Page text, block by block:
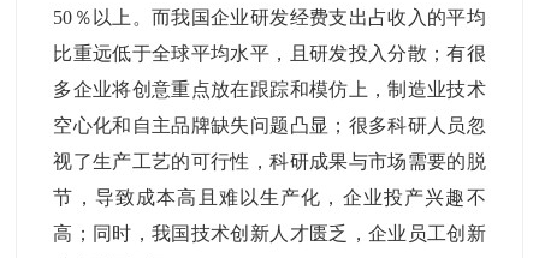
50％以上。而我国企业研发经费支出占收入的平均
比重远低于全球平均水平，且研发投入分散；有很
多企业将创意重点放在跟踪和模仿上，制造业技术
空心化和自主品牌缺失问题凸显；很多科研人员忽
视了生产工艺的可行性，科研成果与市场需要的脱
节，导致成本高且难以生产化，企业投产兴趣不
高；同时，我国技术创新人才匮乏，企业员工创新